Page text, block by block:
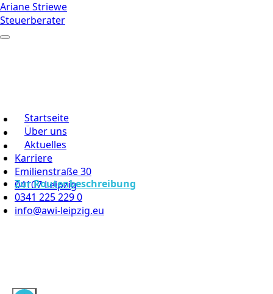
Ariane Striewe
Steuerberater
Startseite
Über uns
Aktuelles
Karriere
Emilienstraße 30
04107 Leipzig
Zur Routenbeschreibung
0341 225 229 0
info@awi-leipzig.eu